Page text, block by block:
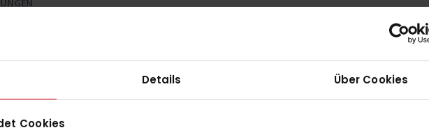
Details Über Cookies
Cookies
oderAlle auswählen
Youth green 164